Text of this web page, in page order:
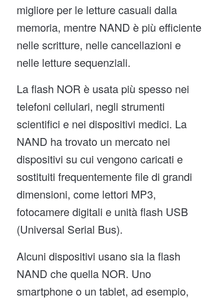
migliore per le letture casuali dalla
memoria, mentre NAND è più efficiente
nelle scritture, nelle cancellazioni e
nelle letture sequenziali.
La flash NOR è usata più spesso nei
telefoni cellulari, negli strumenti
scientifici e nei dispositivi medici. La
NAND ha trovato un mercato nei
dispositivi su cui vengono caricati e
sostituiti frequentemente file di grandi
dimensioni, come lettori MP3,
fotocamere digitali e unità flash USB
(Universal Serial Bus).
Alcuni dispositivi usano sia la flash
NAND che quella NOR. Uno
smartphone o un tablet, ad esempio,